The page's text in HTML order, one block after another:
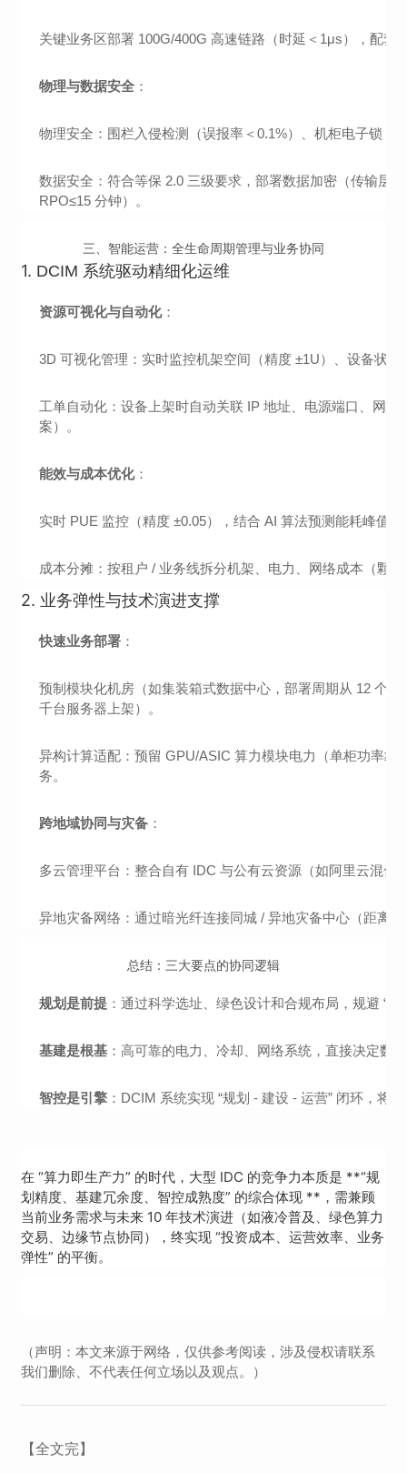
关键业务区部署 100G/400G 高速链路（时延＜1μs），配
物理与数据安全 ：
物理安全：围栏入侵检测（误报率＜0.1%）、机柜电子锁
数据安全：符合等保 2.0 三级要求，部署数据加密（传输层
RPO≤15 分钟）。
三、智能运营：全生命周期管理与业务协同
1. DCIM 系统驱动精细化运维
资源可视化与自动化：
3D 可视化管理：实时监控机架空间（精度 ±1U）、设备状
工单自动化：设备上架时自动关联 IP 地址、电源端口、网
案）。
能效与成本优化：
实时 PUE 监控（精度 ±0.05），结合 AI 算法预测能耗峰值
成本分摊：按租户 / 业务线拆分机架、电力、网络成本（颗
2. 业务弹性与技术演进支撑
快速业务部署 ：
预制模块化机房（如集装箱式数据中心，部署周期从 12 个
千台服务器上架）。
异构计算适配：预留 GPU/ASIC 算力模块电力（单柜功率
务。
跨地域协同与灾备 ：
多云管理平台：整合自有 IDC 与公有云资源（如阿里云混合
异地灾备网络：通过暗光纤连接同城 / 异地灾备中心（距离
总结：三大要点的协同逻辑
规划是前提 ：通过科学选址、绿色设计和合规布局，规避 “
基建是根基 ：高可靠的电力、冷却、网络系统，直接决定数
智控是引擎 ：DCIM 系统实现 “规划 - 建设 - 运营” 闭环，将
在 “算力即生产力” 的时代，大型 IDC 的竞争力本质是 **“规
划精度、基建冗余度、智控成熟度” 的综合体现 **，需兼顾
当前业务需求与未来 10 年技术演进（如液冷普及、绿色算力
交易、边缘节点协同），终实现 “投资成本、运营效率、业务
弹性” 的平衡。
（声明：本文来源于网络，仅供参考阅读，涉及侵权请联系
我们删除、不代表任何立场以及观点。）
【全文完】